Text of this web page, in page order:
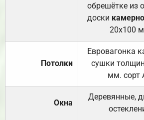
обрешётке из
доски
20х100
Потолки
Евровагонка
сушки
мм. сорт
Окна
Деревянные,